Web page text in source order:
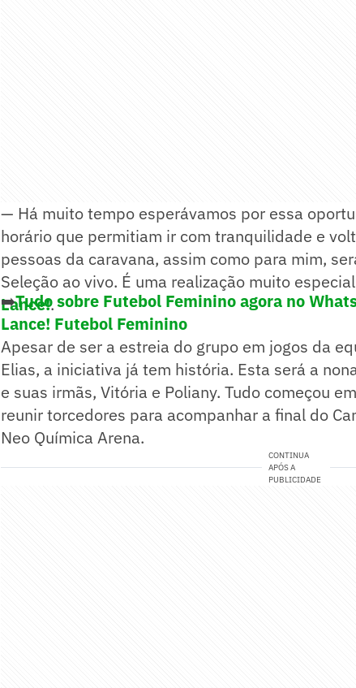
— Há muito tempo esperávamos por essa
horário que permitiam ir com tranquilidade e
pessoas da caravana, assim como para mim,
Seleção ao vivo. É uma realização muito
Lance!.
➡️Tudo sobre Futebol Feminino agora no
Lance! Futebol Feminino
Apesar de ser a estreia do grupo em jogos da
Elias, a iniciativa já tem história. Esta será a
e suas irmãs, Vitória e Poliany. Tudo começou
reunir torcedores para acompanhar a final do
Neo Química Arena.
CONTINUA
APÓS A
PUBLICIDADE